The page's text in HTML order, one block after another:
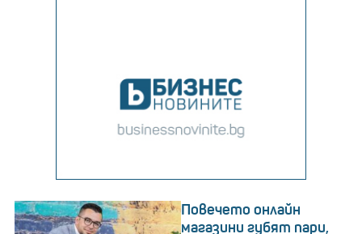
Повечето онлайн
магазини губят пари,